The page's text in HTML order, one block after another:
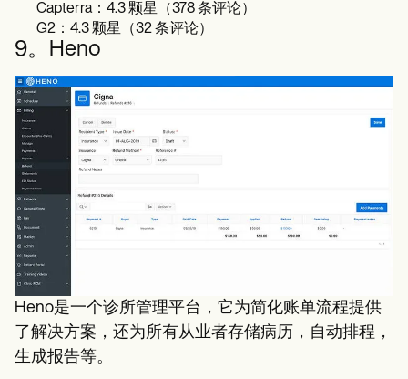
Capterra：4.3 颗星（378 条评论）
G2：4.3 颗星（32 条评论）
9。Heno
Heno是一个诊所管理平台，它为简化账单流程提供
了解决方案，还为所有从业者存储病历，自动排程，
生成报告等。